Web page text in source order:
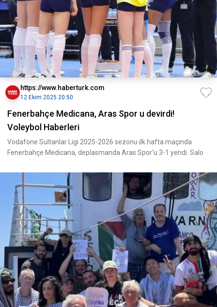
https://www.haberturk.com
12 Ekim 2025 20:50
Fenerbahçe Medicana, Aras Spor u devirdi!
Voleybol Haberleri
Vodafone Sultanlar Ligi 2025-2026 sezonu ilk hafta maçında
Fenerbahçe Medicana, deplasmanda Aras Spor'u 3-1 yendi. Salo